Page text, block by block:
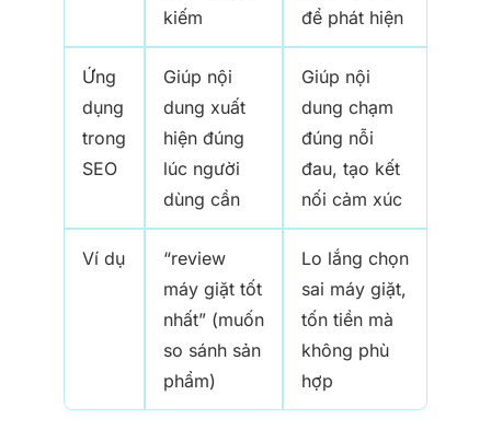
kiếm
để phát hiện
Ứng
dụng
trong
SEO
Giúp nội
dung xuất
hiện đúng
lúc người
dùng cần
Giúp nội
dung chạm
đúng nỗi
đau, tạo kết
nối cảm xúc
Ví dụ
“review
máy giặt tốt
nhất” (muốn
so sánh sản
phẩm)
Lo lắng chọn
sai máy giặt,
tốn tiền mà
không phù
hợp